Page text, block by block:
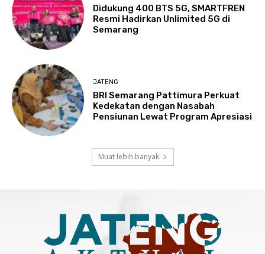
Didukung 400 BTS 5G, SMARTFREN
Resmi Hadirkan Unlimited 5G di
Semarang
JATENG
BRI Semarang Pattimura Perkuat
Kedekatan dengan Nasabah
Pensiunan Lewat Program Apresiasi
Muat lebih banyak